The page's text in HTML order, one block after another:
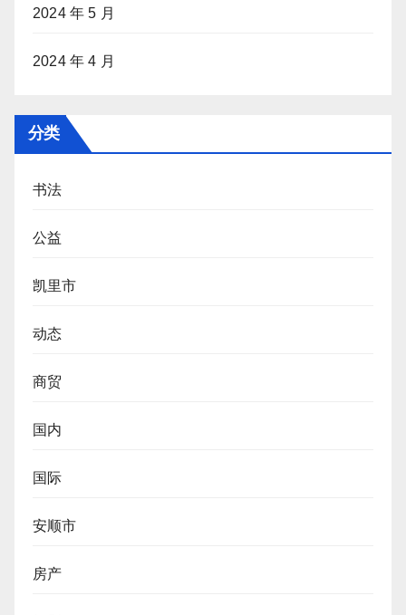
2024 年 5 月
2024 年 4 月
分类
书法
公益
凯里市
动态
商贸
国内
国际
安顺市
房产